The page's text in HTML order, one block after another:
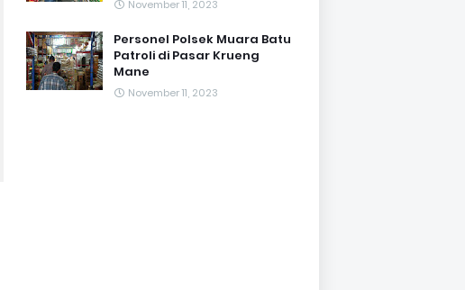
November 11, 2023
Personel Polsek Muara Batu
Patroli di Pasar Krueng
Mane
November 11, 2023